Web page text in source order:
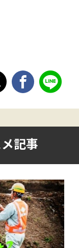
記事